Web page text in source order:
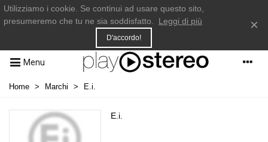
Utilizziamo i cookie. Se continui ad usare questo sito,
presumeremo che tu ne sia soddisfatto.
Leggi di più
D'accordo!
×
Menu
Home > Marchi > E.i.
E.i.